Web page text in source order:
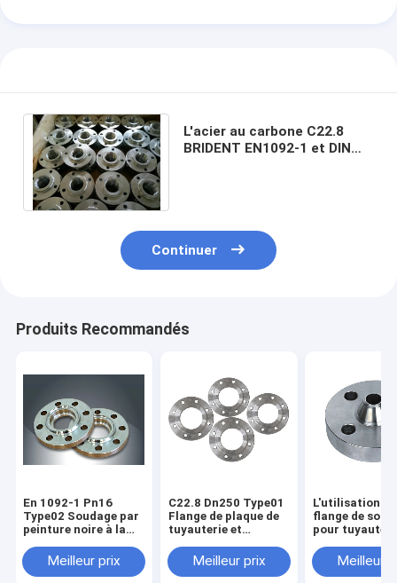
L'acier au carbone C22.8
BRIDENT EN1092-1 et DIN
Continuer
Produits Recommandés
En 1092-1 Pn16
Type02 Soudage par
peinture noire à la
Meilleur prix
C22.8 Dn250 Type01
Flange de plaque de
tuyauterie et
peinture noire
Meilleur prix
L'utilisation
flange de
pour
Meilleur